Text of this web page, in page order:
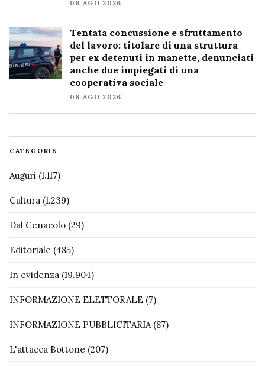
06 AGO 2026
Tentata concussione e sfruttamento
del lavoro: titolare di una struttura
per ex detenuti in manette, denunciati
anche due impiegati di una
cooperativa sociale
06 AGO 2026
CATEGORIE
Auguri (1.117)
Cultura (1.239)
Dal Cenacolo (29)
Editoriale (485)
In evidenza (19.904)
INFORMAZIONE ELETTORALE (7)
INFORMAZIONE PUBBLICITARIA(87)
L'attacca Bottone (207)